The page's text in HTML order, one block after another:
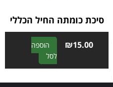
סיכת כומתה החיל הכללי
₪15.00
הוספה
לסל
A
l